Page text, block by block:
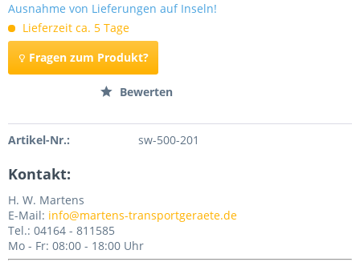
Ausnahme von Lieferungen auf Inseln!
Lieferzeit ca. 5 Tage
Fragen zum Produkt?
Bewerten
Artikel-Nr.: sw-500-201
Kontakt:
H. W. Martens
E-Mail: info@martens-transportgeraete.de
Tel.: 04164 - 811585
Mo - Fr: 08:00 - 18:00 Uhr